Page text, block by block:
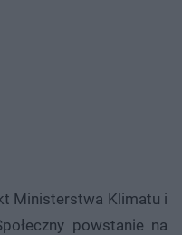
Ministerstwa Klimatu i
powstanie na